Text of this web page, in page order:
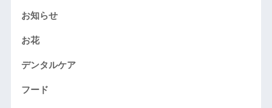
お知らせ
お花
デンタルケア
フード